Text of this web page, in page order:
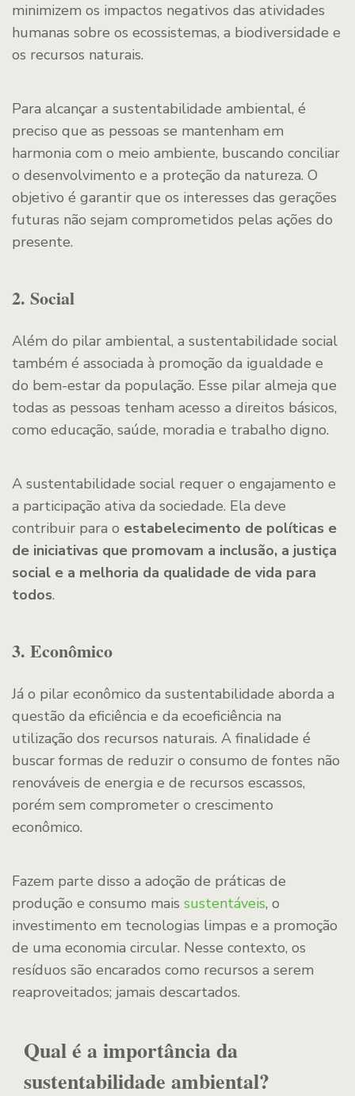
minimizem os impactos negativos das atividades
humanas sobre os ecossistemas, a biodiversidade e
os recursos naturais.
Para alcançar a sustentabilidade ambiental, é
preciso que as pessoas se mantenham em
harmonia com o meio ambiente, buscando conciliar
o desenvolvimento e a proteção da natureza. O
objetivo é garantir que os interesses das gerações
futuras não sejam comprometidos pelas ações do
presente.
2. Social
Além do pilar ambiental, a sustentabilidade social
também é associada à promoção da igualdade e
do bem-estar da população. Esse pilar almeja que
todas as pessoas tenham acesso a direitos básicos,
como educação, saúde, moradia e trabalho digno.
A sustentabilidade social requer o engajamento e
a participação ativa da sociedade. Ela deve
contribuir para o estabelecimento de políticas e
de iniciativas que promovam a inclusão, a justiça
social e a melhoria da qualidade de vida para
todos.
3. Econômico
Já o pilar econômico da sustentabilidade aborda a
questão da eficiência e da ecoeficiência na
utilização dos recursos naturais. A finalidade é
buscar formas de reduzir o consumo de fontes não
renováveis de energia e de recursos escassos,
porém sem comprometer o crescimento
econômico.
Fazem parte disso a adoção de práticas de
produção e consumo mais sustentáveis, o
investimento em tecnologias limpas e a promoção
de uma economia circular. Nesse contexto, os
resíduos são encarados como recursos a serem
reaproveitados; jamais descartados.
Qual é a importância da
sustentabilidade ambiental?